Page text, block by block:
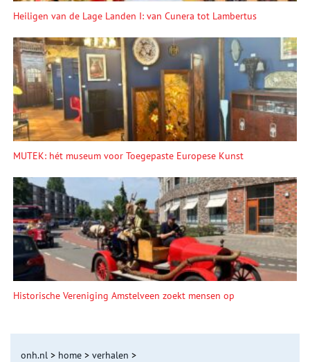
Heiligen van de Lage Landen I: van Cunera tot Lambertus
MUTEK: hét museum voor Toegepaste Europese Kunst
Historische Vereniging Amstelveen zoekt mensen op
onh.nl > home > verhalen >